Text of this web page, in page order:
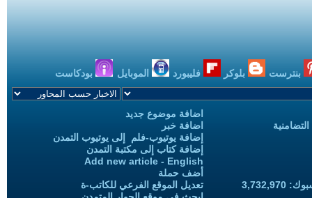
بنترست بلوكر فليبورد الموبايل بودكاست
اضافة موضوع جديد
اضافة خبر
إضافة يوتيوب-فلم إلى يوتيوب التمدن
إضافة كتاب إلى مكتبة التمدن
Add new article - English
أضف حملة
تعديل الموقع الفرعي للكاتب-ة